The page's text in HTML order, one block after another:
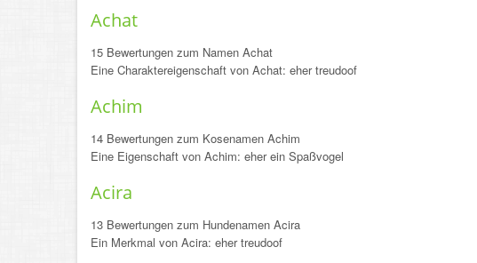
Achat
15 Bewertungen zum Namen Achat
Eine Charaktereigenschaft von Achat: eher treudoof
Achim
14 Bewertungen zum Kosenamen Achim
Eine Eigenschaft von Achim: eher ein Spaßvogel
Acira
13 Bewertungen zum Hundenamen Acira
Ein Merkmal von Acira: eher treudoof